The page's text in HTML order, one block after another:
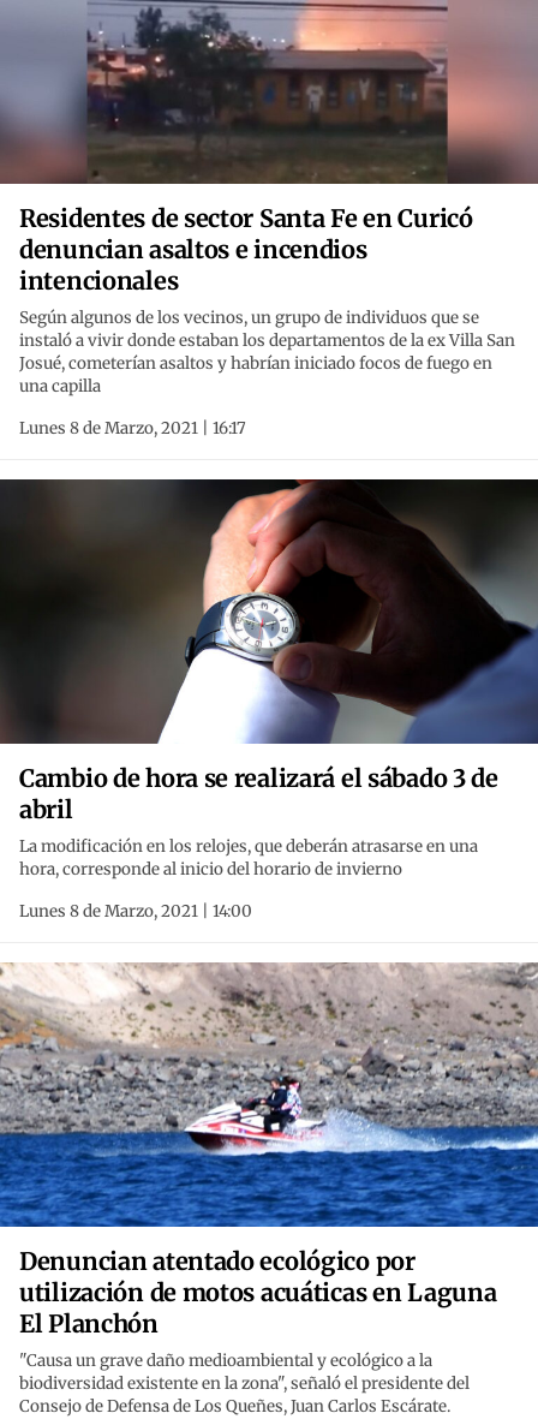
Residentes de sector Santa Fe en Curicó
denuncian asaltos e incendios
intencionales
Según algunos de los vecinos, un grupo de individuos que se
instaló a vivir donde estaban los departamentos de la ex Villa San
Josué, cometerían asaltos y habrían iniciado focos de fuego en
una capilla
Lunes 8 de Marzo, 2021 | 16:17
Cambio de hora se realizará el sábado 3 de
abril
La modificación en los relojes, que deberán atrasarse en una
hora, corresponde al inicio del horario de invierno
Lunes 8 de Marzo, 2021 | 14:00
Denuncian atentado ecológico por
utilización de motos acuáticas en Laguna
El Planchón
"Causa un grave daño medioambiental y ecológico a la
biodiversidad existente en la zona", señaló el presidente del
Consejo de Defensa de Los Queñes, Juan Carlos Escárate.